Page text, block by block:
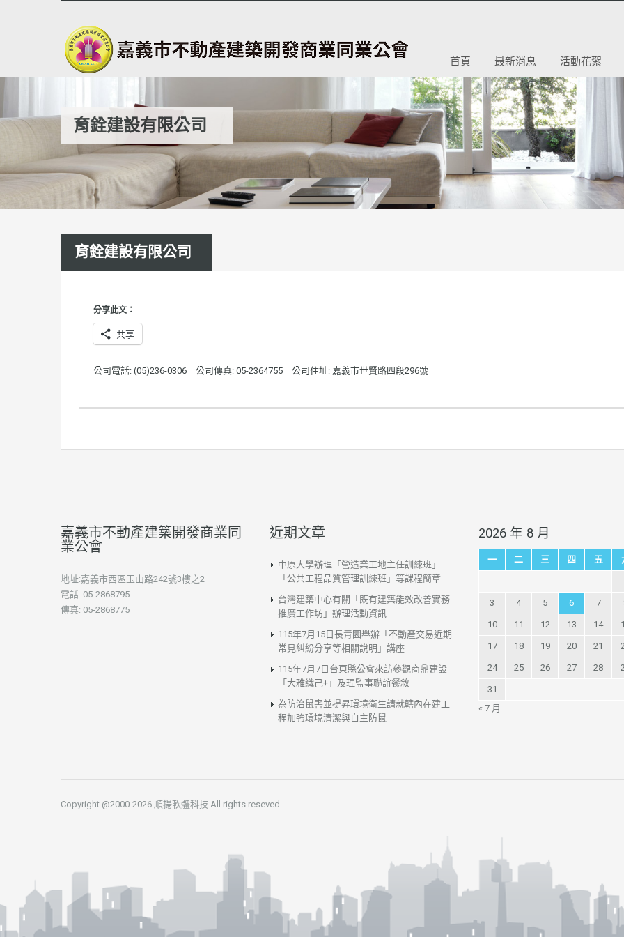
首頁 最新消息 活動花絮
育銓建設有限公司
育銓建設有限公司
分享此文：
共享
公司電話: (05)236-0306 公司傳真: 05-2364755 公司住址: 嘉義市世賢路四段296號
嘉義市不動產建築開發商業同
業公會
地址:嘉義市西區玉山路242號3樓之2
電話: 05-2868795
傳真: 05-2868775
近期文章
中原大學辦理「營造業工地主任訓練班」
「公共工程品質管理訓練班」等課程簡章
台灣建築中心有關「既有建築能效改善實務
推廣工作坊」辦理活動資訊
115年7月15日長青園舉辦「不動產交易近期
常見糾紛分享等相關說明」講座
115年7月7日台東縣公會來訪參觀商鼎建設
「大雅織己+」及理監事聯誼餐敘
為防治鼠害並提昇環境衛生請就轄內在建工
程加強環境清潔與自主防鼠
2026 年 8 月
一 二 三 四 五
3 4 5 6 7
10 11 12 13 14
17 18 19 20 21
24 25 26 27 28
31
« 7 月
Copyright @2000-2026 順揚軟體科技 All rights reseved.